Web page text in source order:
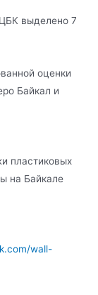
выделено 7
оценки
Байкал и
пластиковых
на Байкале
wall-